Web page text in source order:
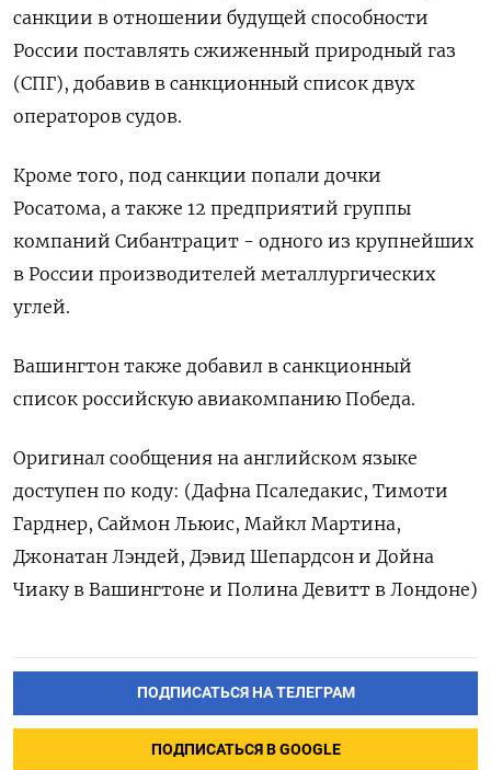
санкции в отношении будущей способности
России поставлять сжиженный природный газ
(СПГ), добавив в санкционный список двух
операторов судов.
Кроме того, под санкции попали дочки
Росатома, а также 12 предприятий группы
компаний Сибантрацит - одного из крупнейших
в России производителей металлургических
углей.
Вашингтон также добавил в санкционный
список российскую авиакомпанию Победа.
Оригинал сообщения на английском языке
доступен по коду: (Дафна Псаледакис, Тимоти
Гарднер, Саймон Льюис, Майкл Мартина,
Джонатан Лэндей, Дэвид Шепардсон и Дойна
Чиаку в Вашингтоне и Полина Девитт в Лондоне)
ПОДПИСАТЬСЯ НА ТЕЛЕГРАМ
ПОДПИСАТЬСЯ В GOOGLE